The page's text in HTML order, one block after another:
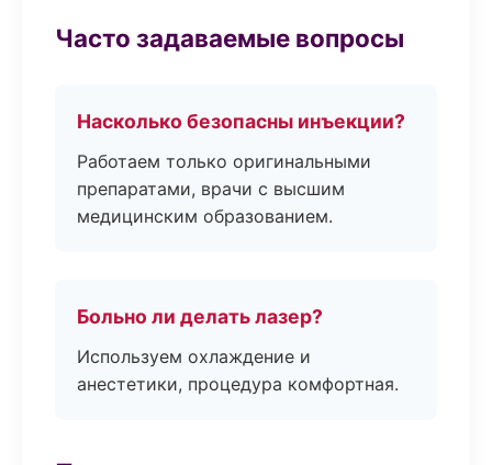
Часто задаваемые вопросы
Насколько безопасны инъекции?
Работаем только оригинальными
препаратами, врачи с высшим
медицинским образованием.
Больно ли делать лазер?
Используем охлаждение и
анестетики, процедура комфортная.